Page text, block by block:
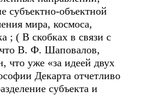
субъектно-объектной
мира, космоса,
; ( В скобках в связи с
В. Ф. Шаповалов,
что уже «за идеей двух
Декарта отчетливо
субъекта и